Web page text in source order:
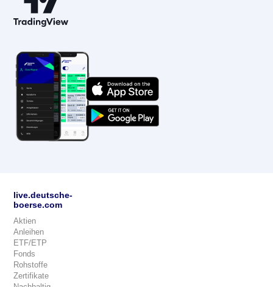
live.deutsche-
boerse.com
Aktien
Anleihen
ETF/ETP
Fonds
Rohstoffe
Zertifikate